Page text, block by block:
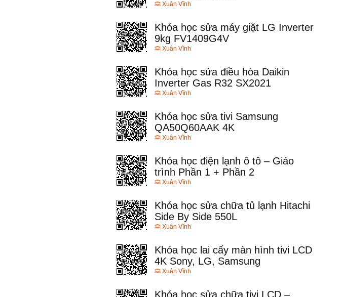
Xuân Vĩnh
Khóa học sửa máy giặt LG Inverter
9kg FV1409G4V
Xuân Vĩnh
Khóa học sửa điều hòa Daikin
Inverter Gas R32 SX2021
Xuân Vĩnh
Khóa học sửa tivi Samsung
QA50Q60AAK 4K
Xuân Vĩnh
Khóa học điện lạnh ô tô – Giáo
trình Phần 1 + Phần 2
Xuân Vĩnh
Khóa học sửa chữa tủ lạnh Hitachi
Side By Side 550L
Xuân Vĩnh
Khóa học lai cấy màn hình tivi LCD
4K Sony, LG, Samsung
Xuân Vĩnh
Khóa học sửa chữa tivi LCD –